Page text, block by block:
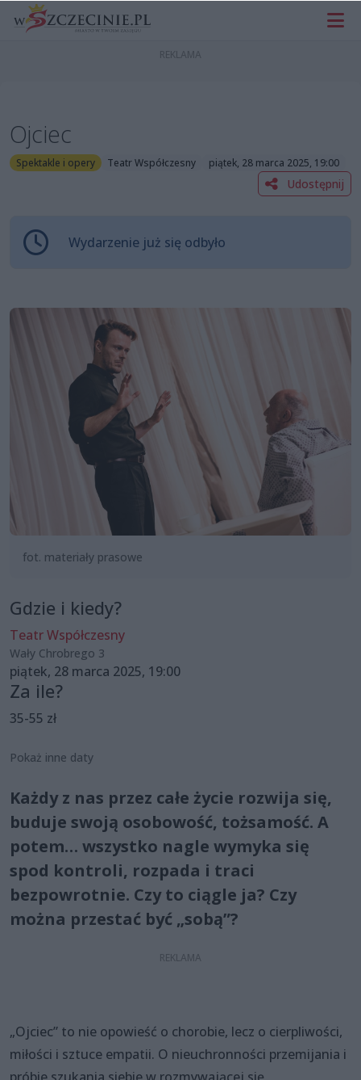
Ojciec
Spektakle i opery Teatr Współczesny piątek, 28 marca 2025, 19:00
Udostępnij
Wydarzenie już się odbyło
fot. materiały prasowe
Gdzie i kiedy?
Teatr Współczesny
Wały Chrobrego 3
piątek, 28 marca 2025, 19:00
Za ile?
35-55 zł
Pokaż inne daty
Każdy z nas przez całe życie rozwija się,
buduje swoją osobowość, tożsamość. A
potem… wszystko nagle wymyka się
spod kontroli, rozpada i traci
bezpowrotnie. Czy to ciągle ja? Czy
można przestać być „sobą”?
„Ojciec” to nie opowieść o chorobie, lecz o cierpliwości,
miłości i sztuce empatii. O nieuchronności przemijania i